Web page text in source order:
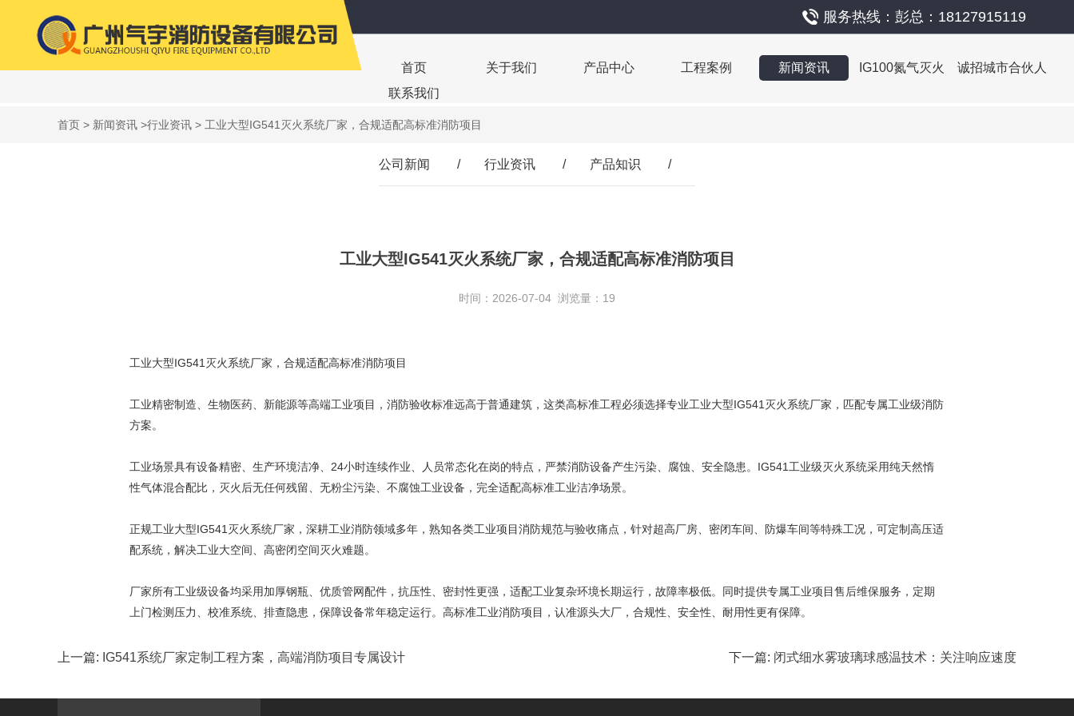
服务热线：彭总：18127915119
首页 关于我们 产品中心 工程案例 新闻资讯 IG100氮气灭火
诚招城市合伙人
联系我们
首页 > 新闻资讯 >行业资讯 > 工业大型IG541灭火系统厂家，合规适配高标准消防项目
公司新闻 / 行业资讯 / 产品知识 /
工业大型IG541灭火系统厂家，合规适配高标准消防项目
时间：2026-07-04 浏览量：19
工业大型IG541灭火系统厂家，合规适配高标准消防项目
工业精密制造、生物医药、新能源等高端工业项目，消防验收标准远高于普通建筑，这类高标准工程必须选择专业工业大型IG541灭火系统厂家，匹配专属工业级消防
方案。
工业场景具有设备精密、生产环境洁净、24小时连续作业、人员常态化在岗的特点，严禁消防设备产生污染、腐蚀、安全隐患。IG541工业级灭火系统采用纯天然惰
性气体混合配比，灭火后无任何残留、无粉尘污染、不腐蚀工业设备，完全适配高标准工业洁净场景。
正规工业大型IG541灭火系统厂家，深耕工业消防领域多年，熟知各类工业项目消防规范与验收痛点，针对超高厂房、密闭车间、防爆车间等特殊工况，可定制高压适
配系统，解决工业大空间、高密闭空间灭火难题。
厂家所有工业级设备均采用加厚钢瓶、优质管网配件，抗压性、密封性更强，适配工业复杂环境长期运行，故障率极低。同时提供专属工业项目售后维保服务，定期
上门检测压力、校准系统、排查隐患，保障设备常年稳定运行。高标准工业消防项目，认准源头大厂，合规性、安全性、耐用性更有保障。
上一篇: IG541系统厂家定制工程方案，高端消防项目专属设计 下一篇: 闭式细水雾玻璃球感温技术：关注响应速度